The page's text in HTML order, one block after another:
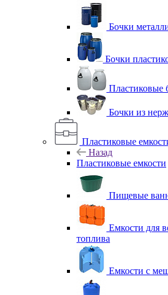
Бочки
Бочки
Пластиковые
Бочки из
Пластиковые
Назад
Пластиковые емкости
Пищевые
Емкости для
топлива
Емкости с